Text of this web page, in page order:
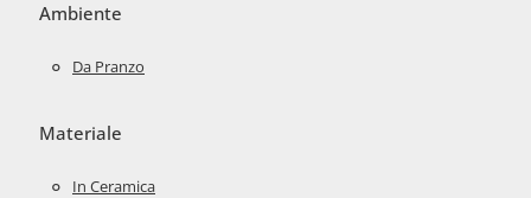
Ambiente
Da Pranzo
Materiale
In Ceramica